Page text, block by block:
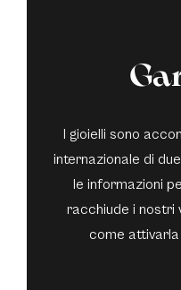
I gioielli sono
internazionale di
le informazioni
racchiude i nostri
come